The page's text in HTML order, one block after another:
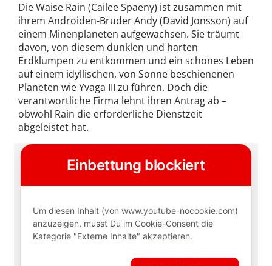
Die Waise Rain (Cailee Spaeny) ist zusammen mit
ihrem Androiden-Bruder Andy (David Jonsson) auf
einem Minenplaneten aufgewachsen. Sie träumt
davon, von diesem dunklen und harten
Erdklumpen zu entkommen und ein schönes Leben
auf einem idyllischen, von Sonne beschienenen
Planeten wie Yvaga III zu führen. Doch die
verantwortliche Firma lehnt ihren Antrag ab –
obwohl Rain die erforderliche Dienstzeit
abgeleistet hat.